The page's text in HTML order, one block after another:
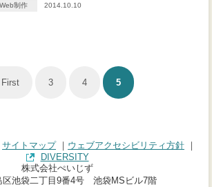
Web制作 2014.10.10
3 4 5
サイトマップ
ウェブアクセシビリティ方針
DIVERSITY（別タブで開きます）
株式会社ぺいじず
区池袋二丁目9番4号 池袋MSビル7階